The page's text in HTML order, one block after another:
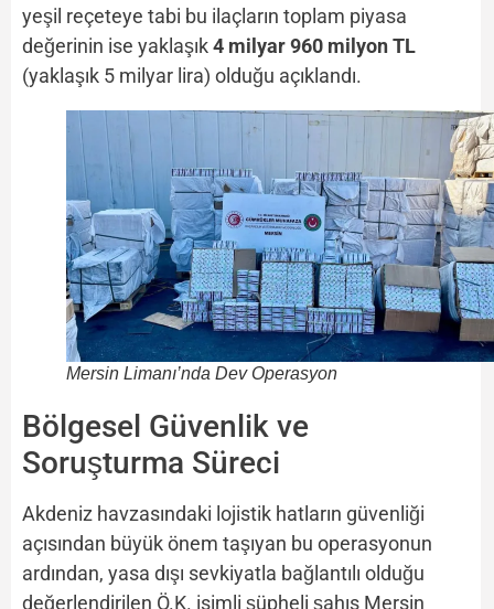
yeşil reçeteye tabi bu ilaçların toplam piyasa
değerinin ise yaklaşık4 milyar 960 milyon TL
(yaklaşık 5 milyar lira) olduğu açıklandı.
Mersin Limanı’nda Dev Operasyon
Bölgesel Güvenlik ve
Soruşturma Süreci
Akdeniz havzasındaki lojistik hatların güvenliği
açısından büyük önem taşıyan bu operasyonun
ardından, yasa dışı sevkiyatla bağlantılı olduğu
değerlendirilen Ö.K. isimli şüpheli şahıs Mersin